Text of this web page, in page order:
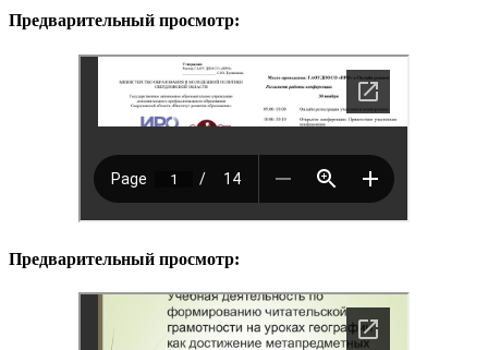
Предварительный просмотр:
Предварительный просмотр: